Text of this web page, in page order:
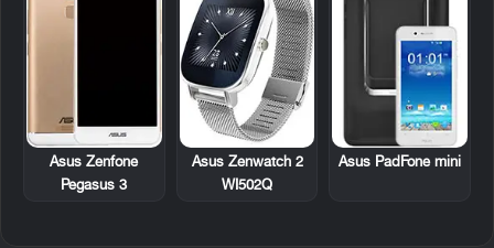
Asus PadFone mini
Asus Zenwatch 2
WI502Q
Asus Zenfone
Pegasus 3